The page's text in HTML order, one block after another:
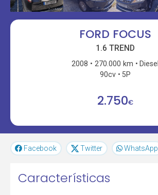
FORD FOCUS
1.6 TREND
2008 270.000 km
Diesel
90cv
5P
2.750€
Facebook Twitter WhatsApp
Características